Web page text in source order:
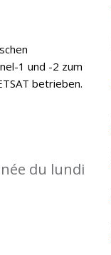
1 und -2 zum
betrieben.
du lundi